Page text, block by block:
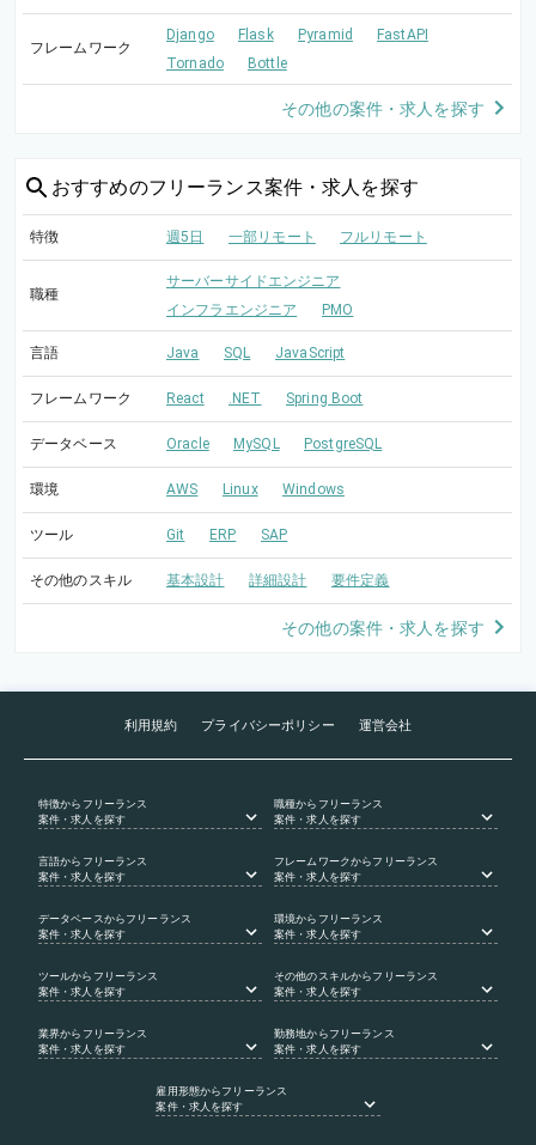
フレームワーク
Django Flask Pyramid
FastAPI
Tornado
Bottle
その他の案件・求人を探す
おすすめのフリーランス案件・求人を探す
特徴 週5日 一部リモート フルリモート
職種
サーバーサイドエンジニア
インフラエンジニア
PMO
言語 Java SQL JavaScript
フレームワーク React .NET Spring Boot
データベース Oracle MySQL PostgreSQL
環境 AWS Linux Windows
ツール Git ERP SAP
その他のスキル 基本設計 詳細設計 要件定義
その他の案件・求人を探す
利用規約 プライバシーポリシー 運営会社
特徴からフリーランス
案件・求人を探す
職種からフリーランス
案件・求人を探す
言語からフリーランス
案件・求人を探す
フレームワークからフリーランス
案件・求人を探す
データベース からフリーランス
案件・求人を探す
環境からフリーランス
案件・求人を探す
ツールからフリーランス
案件・求人を探す
その他のスキルからフリーランス
案件・求人を探す
業界からフリーランス
案件・求人を探す
勤務地からフリーランス
案件・求人を探す
雇用形態からフリーランス
案件・求人を探す